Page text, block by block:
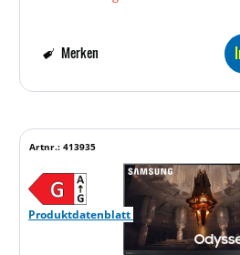
Merken
Produktdatenblatt
Artnr.: 413935